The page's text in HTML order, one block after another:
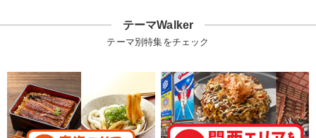
テーマWalker
テーマ別特集をチェック